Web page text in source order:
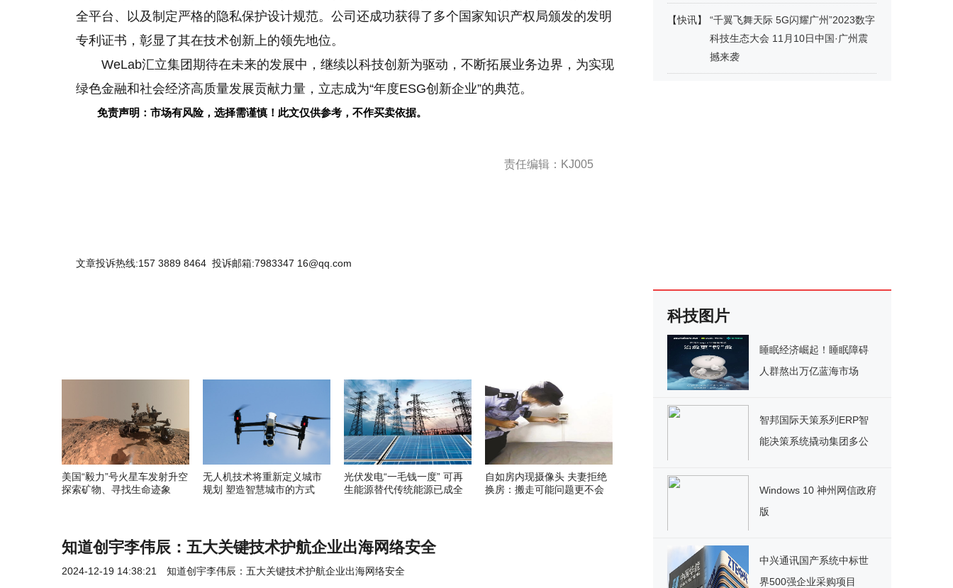
全平台、以及制定严格的隐私保护设计规范。公司还成功获得了多个 国家知识产权局颁发的发明
专利证书，彰显了其在技术创新上的领先地位。
WeLab汇立集团期待在未来的发展中，继续以科技创新为驱动，不断拓展业务边界，为实现
绿色金融和社会经济高质量发展贡献力量，立志成为“年度ESG创新企业”的典范。
免责声明：市场有风险，选择需谨慎！此文仅供参考，不作买卖依据。
责任编辑：KJ005
文章投诉热线:157 3889 8464 投诉邮箱:7983347 16@qq.com
美国“毅力”号火星车发射升空
探索矿物、寻找生命迹象
无人机技术将重新定义城市
规划 塑造智慧城市的方式
光伏发电“一毛钱一度” 可再
生能源替代传统能源已成全
自如房内现摄像头 夫妻拒绝
换房：搬走可能问题更不会
知道创宇李伟辰：五大关键技术护航企业出海网络安全
2024-12-19 14:38:21 知道创宇李伟辰：五大关键技术护航企业出海网络安全
【快讯】
“千翼飞舞天际 5G闪耀广州”2023数字
科技生态大会 11月10日中国·广州震
撼来袭
科技图片
睡眠经济崛起！睡眠障碍
人群熬出万亿蓝海市场
智邦国际天策系列ERP智
能决策系统撬动集团多公
Windows 10 神州网信政府
版
中兴通讯国产系统中标世
界500强企业采购项目